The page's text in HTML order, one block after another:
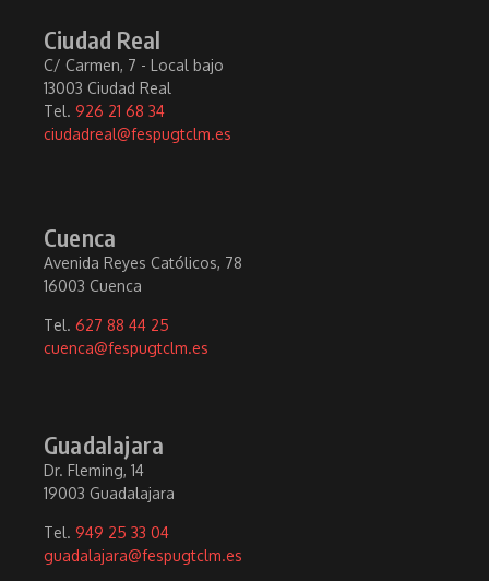
Ciudad Real
C/ Carmen, 7 - Local bajo
13003 Ciudad Real
Tel. 926 21 68 34
ciudadreal@fespugtclm.es
Cuenca
Avenida Reyes Católicos, 78
16003 Cuenca
Tel. 627 88 44 25
cuenca@fespugtclm.es
Guadalajara
Dr. Fleming, 14
19003 Guadalajara
Tel. 949 25 33 04
guadalajara@fespugtclm.es